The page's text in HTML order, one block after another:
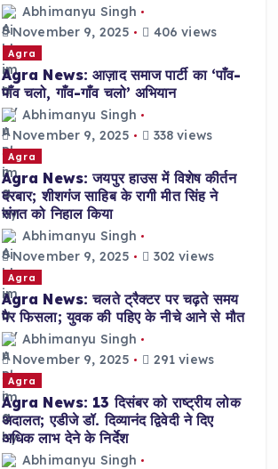
Abhimanyu Singh
November 9, 2025
406 views
Agra
Agra News: आज़ाद समाज पार्टी का ‘पाँव-
पाँव चलो, गाँव-गाँव चलो’ अभियान
Abhimanyu Singh
November 9, 2025
338 views
Agra
Agra News: जयपुर हाउस में विशेष कीर्तन
दरबार; शीशगंज साहिब के रागी मीत सिंह ने
संगत को निहाल किया
Abhimanyu Singh
November 9, 2025
302 views
Agra
Agra News: चलते ट्रैक्टर पर चढ़ते समय
पैर फिसला; युवक की पहिए के नीचे आने से मौत
Abhimanyu Singh
November 9, 2025
291 views
Agra
Agra News: 13 दिसंबर को राष्ट्रीय लोक
अदालत; एडीजे डॉ. दिव्यानंद द्विवेदी ने दिए
अधिक लाभ देने के निर्देश
Abhimanyu Singh